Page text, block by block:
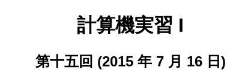
計算機実習 I
第十五回 (2015 年 7 月 16 日)